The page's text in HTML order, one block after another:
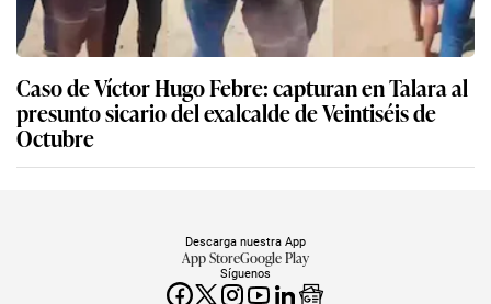
Caso de Víctor Hugo Febre: capturan en Talara al
presunto sicario del exalcalde de Veintiséis de
Octubre
Síguenos
Descarga nuestra App
App StoreGoogle Play